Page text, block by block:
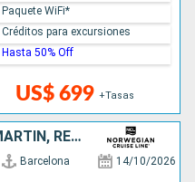
US$ 699 +Tasas
Paquete WiFi*
Créditos para excursiones
Hasta 50% Off
ESPAÑA, PORTUGAL, SAN MARTÍN, REPÚBLICA DOMINICANA, JAMAICA, ESTADOS UNIDOS
Barcelona 14/10/2026